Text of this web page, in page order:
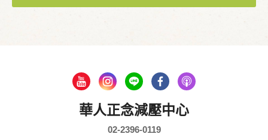
華人正念減壓中心
02-2396-0119